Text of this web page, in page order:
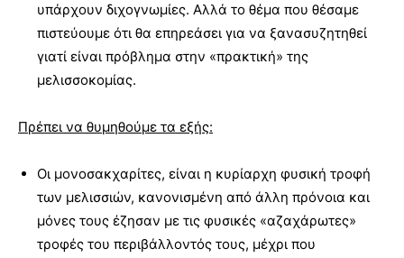
υπάρχουν διχογνωμίες. Αλλά το θέμα που θέσαμε
πιστεύουμε ότι θα επηρεάσει για να ξανασυζητηθεί
γιατί είναι πρόβλημα στην «πρακτική» της
μελισσοκομίας.
Πρέπει να θυμηθούμε τα εξής:
Οι μονοσακχαρίτες, είναι η κυρίαρχη φυσική τροφή
των μελισσιών, κανονισμένη από άλλη πρόνοια και
μόνες τους έζησαν με τις φυσικές «αζαχάρωτες»
τροφές του περιβάλλοντός τους, μέχρι που